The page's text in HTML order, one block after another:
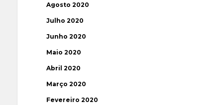
Agosto 2020
Julho 2020
Junho 2020
Maio 2020
Abril 2020
Março 2020
Fevereiro 2020